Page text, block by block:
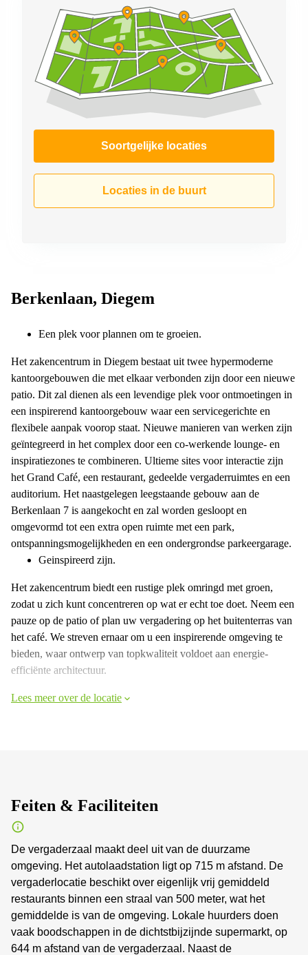
Niklaas
Soortgelijke locaties
Locaties in de buurt
Berkenlaan, Diegem
Een plek voor plannen om te groeien.
Het zakencentrum in Diegem bestaat uit twee hypermoderne
kantoorgebouwen die met elkaar verbonden zijn door een nieuwe
patio. Dit zal dienen als een levendige plek voor ontmoetingen in
een inspirerend kantoorgebouw waar een servicegerichte en
flexibele aanpak voorop staat. Nieuwe manieren van werken zijn
geïntegreerd in het complex door een co-werkende lounge- en
inspiratiezones te combineren. Ultieme sites voor interactie zijn
het Grand Café, een restaurant, gedeelde vergaderruimtes en een
auditorium. Het naastgelegen leegstaande gebouw aan de
Berkenlaan 7 is aangekocht en zal worden gesloopt en
omgevormd tot een extra open ruimte met een park,
ontspanningsmogelijkheden en een ondergrondse parkeergarage.
Geinspireerd zijn.
Het zakencentrum biedt een rustige plek omringd met groen,
zodat u zich kunt concentreren op wat er echt toe doet. Neem een ​​
pauze op de patio of plan uw vergadering op het buitenterras van
het café. We streven ernaar om u een inspirerende omgeving te
bieden, waar ontwerp van topkwaliteit voldoet aan energie-
efficiënte architectuur.
Lees meer over de locatie
Feiten & Faciliteiten
De vergaderzaal maakt deel uit van de duurzame
omgeving. Het autolaadstation ligt op 715 m afstand. De
vergaderlocatie beschikt over eigenlijk vrij gemiddeld
restaurants binnen een straal van 500 meter, wat het
gemiddelde is van de omgeving. Lokale huurders doen
vaak boodschappen in de dichtstbijzijnde supermarkt, op
644 m afstand van de vergaderzaal. Naast de